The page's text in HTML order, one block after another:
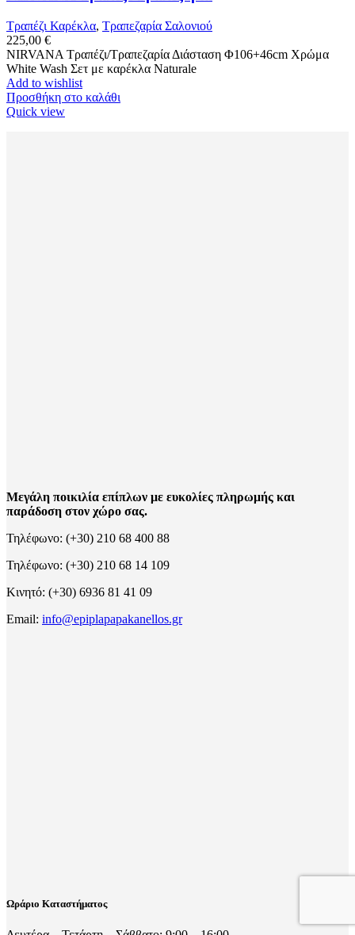
Τραπέζι Καρέκλα, Tραπεζαρία Σαλονιού
225,00 €
NIRVANA Τραπέζι/Τραπεζαρία Διάσταση Φ106+46cm Χρώμα
White Wash Σετ με καρέκλα Naturale
Add to wishlist
Προσθήκη στο καλάθι
Quick view
Μεγάλη ποικιλία επίπλων με ευκολίες πληρωμής και
παράδοση στον χώρο σας.
Τηλέφωνο: (+30) 210 68 400 88
Τηλέφωνο: (+30) 210 68 14 109
Κινητό: (+30) 6936 81 41 09
Email: info@epiplapapakanellos.gr
Ωράριο Καταστήματος